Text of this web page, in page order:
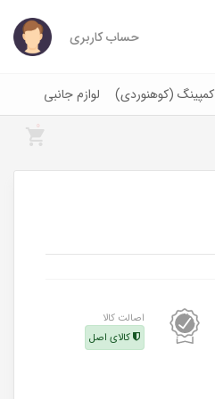
حساب کاربری
کمپینگ (کوهنوردی) لوازم جانبی
0
اصالت کالا
کالای اصل